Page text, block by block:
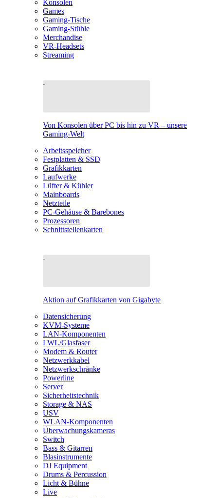
Konsolen
Games
Gaming-Tische
Gaming-Stühle
Merchandise
VR-Headsets
Streaming
Von Konsolen über PC bis hin zu VR – unsere
Gaming-Welt
Arbeitsspeicher
Festplatten & SSD
Grafikkarten
Laufwerke
Lüfter & Kühler
Mainboards
Netzteile
PC-Gehäuse & Barebones
Prozessoren
Schnittstellenkarten
Aktion auf Grafikkarten von Gigabyte
Datensicherung
KVM-Systeme
LAN-Komponenten
LWL/Glasfaser
Modem & Router
Netzwerkkabel
Netzwerkschränke
Powerline
Server
Sicherheitstechnik
Storage & NAS
USV
WLAN-Komponenten
Überwachungskameras
Switch
Bass & Gitarren
Blasinstrumente
DJ Equipment
Drums & Percussion
Licht & Bühne
Live